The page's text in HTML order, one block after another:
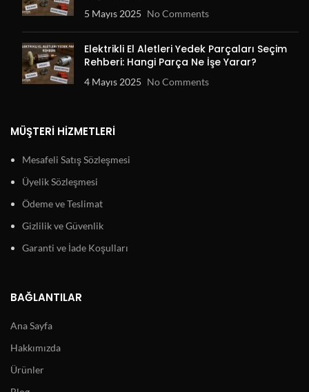
5 Mayıs 2025 No Comments
Elektrikli El Aletleri Yedek Parçaları Seçim
Rehberi: Hangi Parça Ne İşe Yarar?
4 Mayıs 2025 No Comments
MÜŞTERI HIZMETLERI
Mesafeli Satış Sözleşmesi
Üyelik Sözleşmesi
Ödeme ve Teslimat
Gizlilik ve Güvenlik
Garanti ve İade Koşulları
BAĞLANTILAR
Ana Sayfa
Hakkımızda
Ürünler